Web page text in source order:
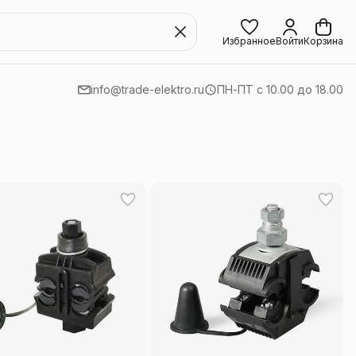
ИзбранноеВойтиКорзина
info@trade-elektro.ru ПН-ПТ с 10.00 до 18.00